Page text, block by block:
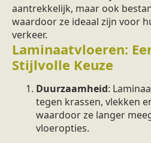
aantrekkelijk, maar ook
waardoor ze ideaal zijn voor
verkeer.
Laminaatvloeren:
Stijlvolle Keuze
Duurzaamheid:
tegen krassen, vlekken
waardoor ze langer
vloeropties.